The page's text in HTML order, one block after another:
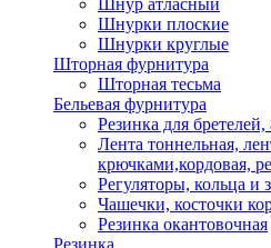
Шнур атласный
Шнурки плоские
Шнурки круглые
Шторная фурнитура
Шторная тесьма
Бельевая фурнитура
Резинка для
Лента тоннельная,
крючками,кордовая,
Регуляторы, кольца и
Чашечки, косточки
Резинка окантовочная
Резинка